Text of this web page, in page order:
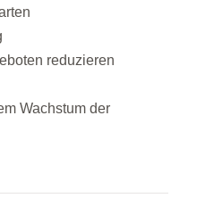
reduzieren
Wachstum der